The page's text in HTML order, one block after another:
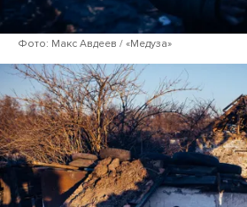
Фото: Макс Авдеев / «Медуза»